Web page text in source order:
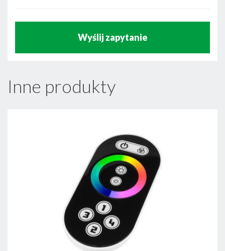
Wyślij zapytanie
Inne produkty